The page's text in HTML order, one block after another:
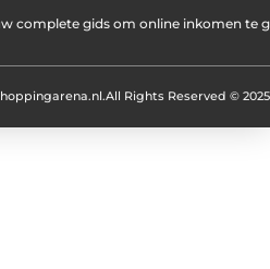
complete gids om online inkomen te
All Rights Reserved © 2025